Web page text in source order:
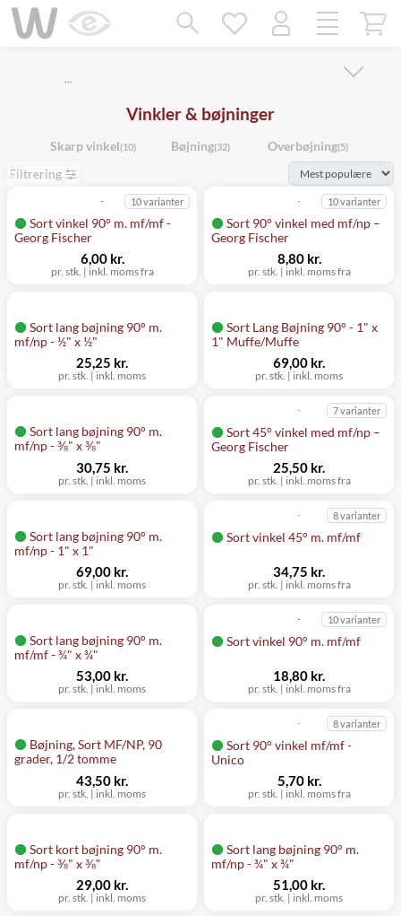
…
Vinkler & bøjninger
Skarp vinkel(10) Bøjning(32) Overbøjning(5)
Filtrering
Sort vinkel 90° m. mf/mf -
Georg Fischer
10 varianter
pr. stk. | inkl. moms fra
6,00 kr.
Sort 90° vinkel med mf/np –
Georg Fischer
10 varianter
pr. stk. | inkl. moms fra
8,80 kr.
Sort lang bøjning 90° m.
mf/np - ½" x ½"
pr. stk. | inkl. moms
25,25 kr.
Sort Lang Bøjning 90° - 1" x
1" Muffe/Muffe
pr. stk. | inkl. moms
69,00 kr.
Sort lang bøjning 90° m.
mf/np - ⅜" x ⅜"
pr. stk. | inkl. moms
30,75 kr.
Sort 45° vinkel med mf/np –
Georg Fischer
7 varianter
pr. stk. | inkl. moms fra
25,50 kr.
Sort lang bøjning 90° m.
mf/np - 1" x 1"
pr. stk. | inkl. moms
69,00 kr.
Sort vinkel 45° m. mf/mf
8 varianter
pr. stk. | inkl. moms fra
34,75 kr.
Sort lang bøjning 90° m.
mf/mf - ¾" x ¾"
pr. stk. | inkl. moms
53,00 kr.
Sort vinkel 90° m. mf/mf
10 varianter
pr. stk. | inkl. moms fra
18,80 kr.
Bøjning, Sort MF/NP, 90
grader, 1/2 tomme
pr. stk. | inkl. moms
43,50 kr.
Sort 90° vinkel mf/mf -
Unico
8 varianter
pr. stk. | inkl. moms fra
5,70 kr.
Sort kort bøjning 90° m.
mf/np - ⅜" x ⅜"
pr. stk. | inkl. moms
29,00 kr.
Sort lang bøjning 90° m.
mf/np - ¾" x ¾"
pr. stk. | inkl. moms
51,00 kr.
Mangler chatten?
Ret samtykke!